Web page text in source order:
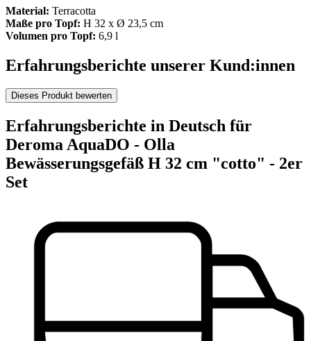
Material: Terracotta
Maße pro Topf: H 32 x Ø 23,5 cm
Volumen pro Topf: 6,9 l
Erfahrungsberichte unserer Kund:innen
Dieses Produkt bewerten
Erfahrungsberichte in Deutsch für
Deroma AquaDO - Olla
Bewässerungsgefäß H 32 cm "cotto" - 2er
Set